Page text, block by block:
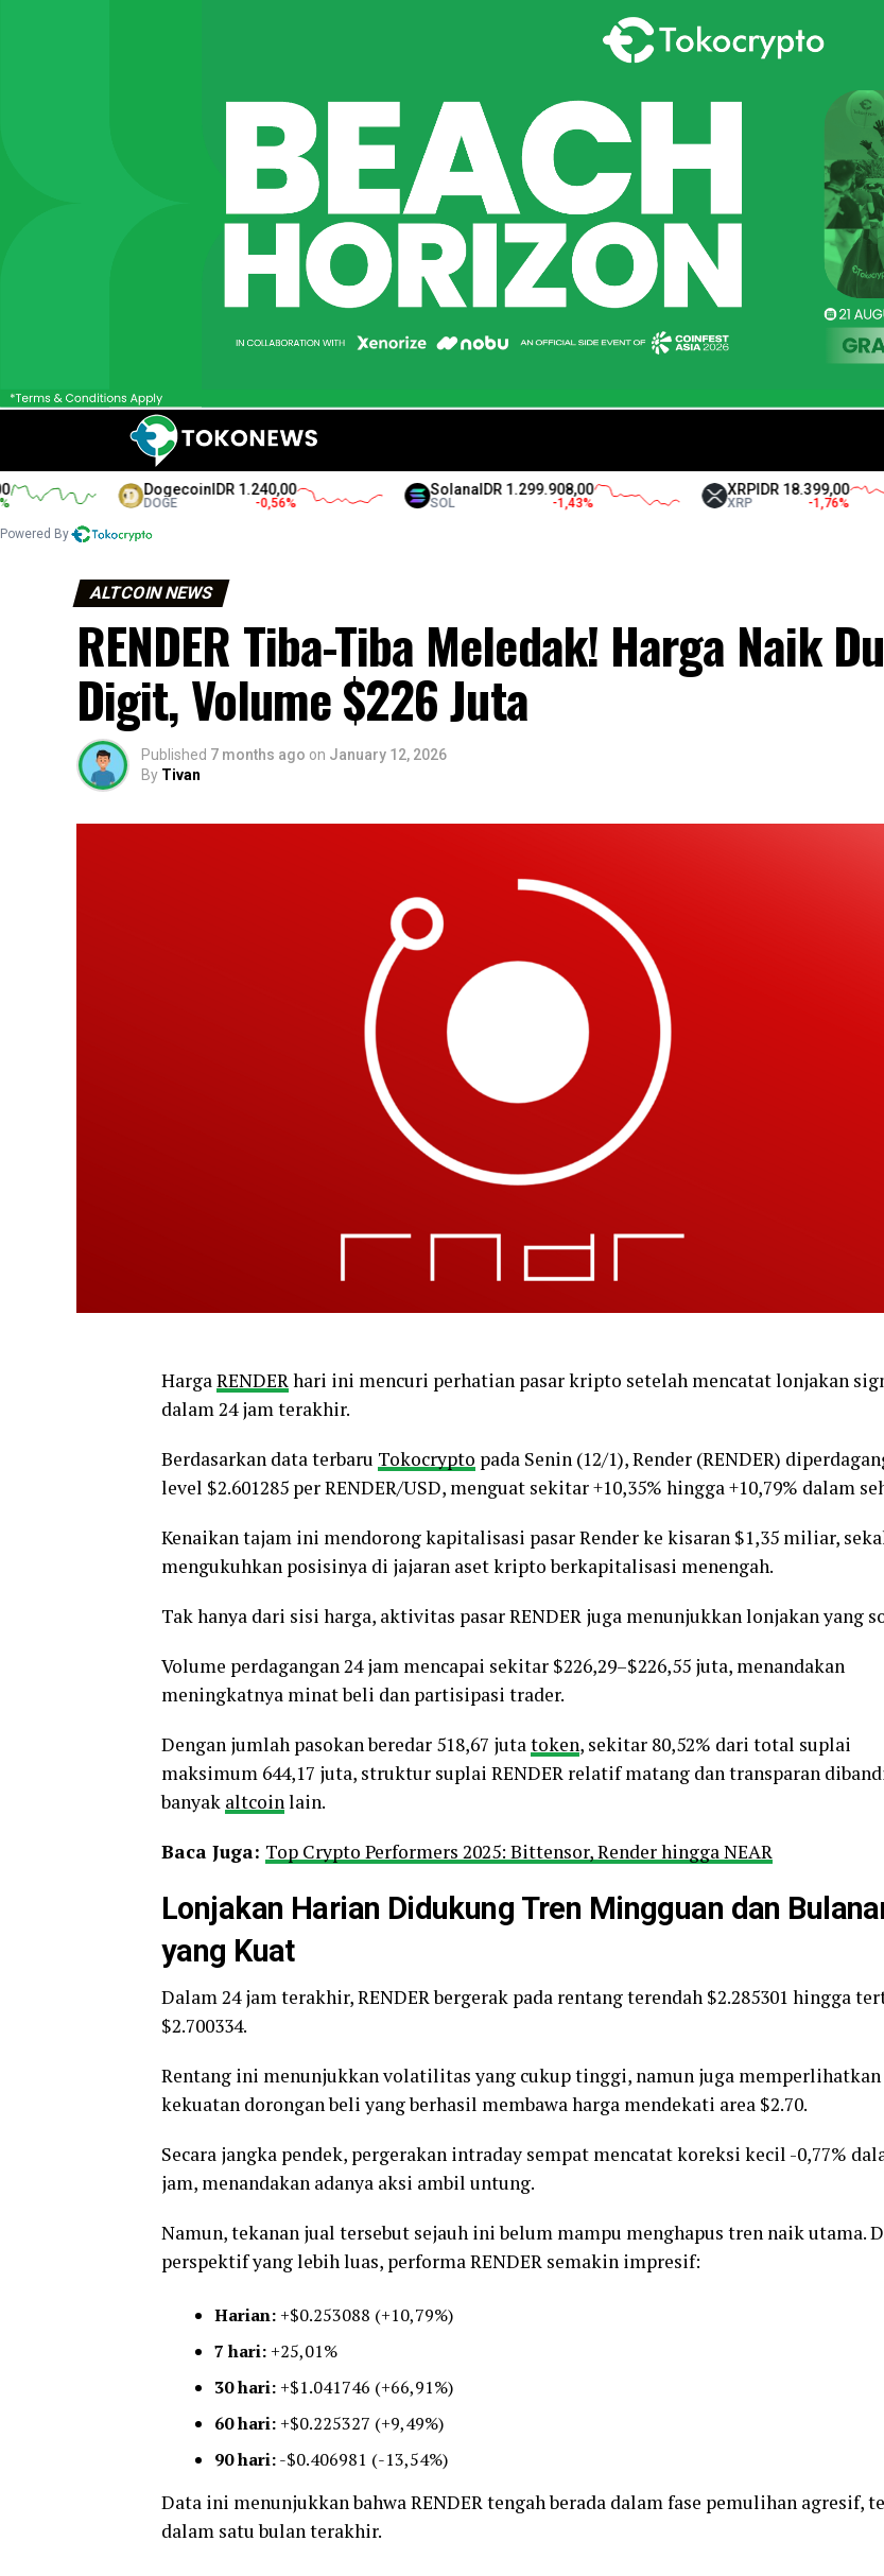
DogecoinIDR 1.240,00
DOGE
SolanaIDR 1.299.908,00
SOL
XRPIDR 18.399,00
XRP
Powered By
ALTCOIN NEWS
RENDER Tiba-Tiba Meledak! Harga Naik
Digit, Volume $226 Juta
Published 7 months ago on January 12, 2026
By Tivan
HargaRENDERhari ini mencuri perhatian pasar kripto setelah mencatat lonjakan
dalam 24 jam terakhir.
Berdasarkan data terbaru Tokocrypto pada Senin (12/1), Render (RENDER)
level $2.601285 per RENDER/USD, menguat sekitar +10,35% hingga +10,79% dalam
Kenaikan tajam ini mendorong kapitalisasi pasar Render ke kisaran $1,35 miliar,
mengukuhkan posisinya di jajaran aset kripto berkapitalisasi menengah.
Tak hanya dari sisi harga, aktivitas pasar RENDER juga menunjukkan lonjakan yang
Volume perdagangan 24 jam mencapai sekitar $226,29–$226,55 juta, menandakan
meningkatnya minat beli dan partisipasi trader.
Dengan jumlah pasokan beredar 518,67 jutatoken, sekitar 80,52% dari total suplai
maksimum 644,17 juta, struktur suplai RENDER relatif matang dan transparan
banyak altcoinlain.
Baca Juga: Top Crypto Performers 2025: Bittensor, Render hingga NEAR
Lonjakan Harian Didukung Tren Mingguan dan
yang Kuat
Dalam 24 jam terakhir, RENDER bergerak pada rentang terendah $2.285301 hingga
$2.700334.
Rentang ini menunjukkan volatilitas yang cukup tinggi, namun juga memperlihatkan
kekuatan dorongan beli yang berhasil membawa harga mendekati area $2.70.
Secara jangka pendek, pergerakan intraday sempat mencatat koreksi kecil -0,77%
jam, menandakan adanya aksi ambil untung.
Namun, tekanan jual tersebut sejauh ini belum mampu menghapus tren naik utama.
perspektif yang lebih luas, performa RENDER semakin impresif:
Harian: +$0.253088 (+10,79%)
7 hari: +25,01%
30 hari: +$1.041746 (+66,91%)
60 hari: +$0.225327 (+9,49%)
90 hari:-$0.406981 (-13,54%)
Data ini menunjukkan bahwa RENDER tengah berada dalam fase pemulihan agresif,
dalam satu bulan terakhir.